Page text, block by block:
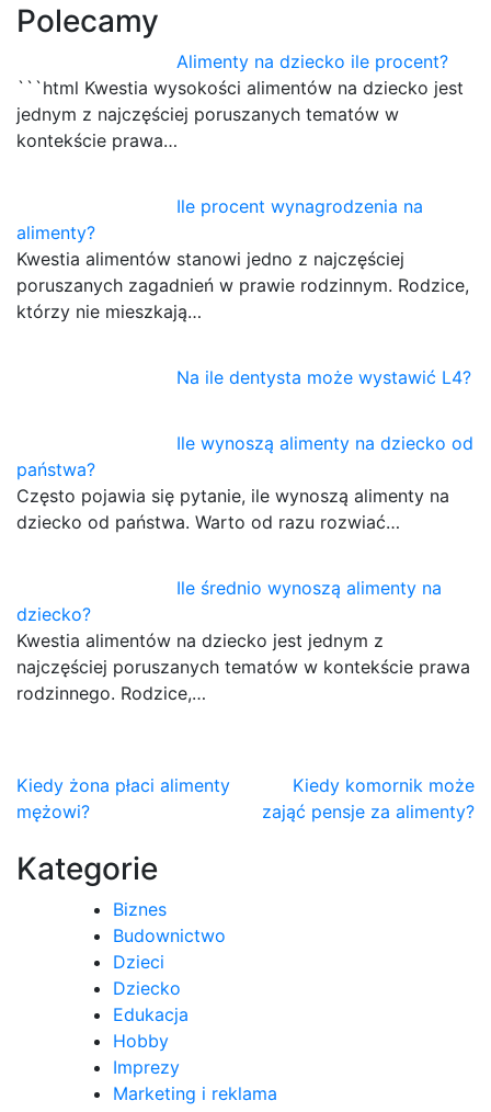
Polecamy
Alimenty na dziecko ile procent?
```html Kwestia wysokości alimentów na dziecko jest
jednym z najczęściej poruszanych tematów w
kontekście prawa…
Ile procent wynagrodzenia na
alimenty?
Kwestia alimentów stanowi jedno z najczęściej
poruszanych zagadnień w prawie rodzinnym. Rodzice,
którzy nie mieszkają…
Na ile dentysta może wystawić L4?
Ile wynoszą alimenty na dziecko od
państwa?
Często pojawia się pytanie, ile wynoszą alimenty na
dziecko od państwa. Warto od razu rozwiać…
Ile średnio wynoszą alimenty na
dziecko?
Kwestia alimentów na dziecko jest jednym z
najczęściej poruszanych tematów w kontekście prawa
rodzinnego. Rodzice,…
Nawigacja
wpisu
Kiedy żona płaci alimenty
mężowi?
Kiedy komornik może
zająć pensje za alimenty?
Kategorie
Biznes
Budownictwo
Dzieci
Dziecko
Edukacja
Hobby
Imprezy
Marketing i reklama